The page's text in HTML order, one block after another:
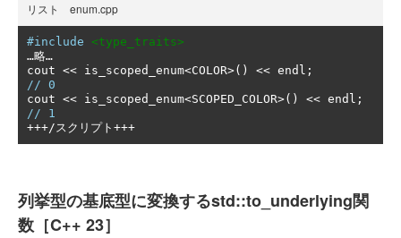
リスト enum.cpp
#include
<type_traits>
…略…
cout << is_scoped_enum<COLOR>() << endl ;
// 0
cout << is_scoped_enum<SCOPED_COLOR>() << endl ;
// 1
+++/スクリプト+++
列挙型の基底型に変換するstd::to_underlying関
数［C++ 23］